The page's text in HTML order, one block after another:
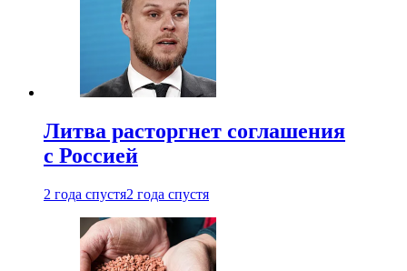
Литва расторгнет соглашения
с Россией
2 года спустя2 года спустя